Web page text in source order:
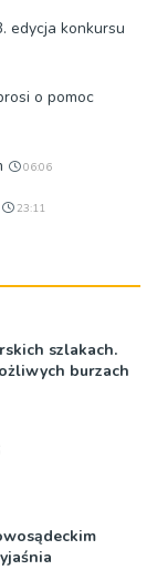
edycja konkursu
o pomoc
06:06
23:11
szlakach.
burzach